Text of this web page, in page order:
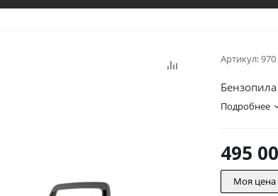
Артикул:970
Подробнее
495
Моя цена